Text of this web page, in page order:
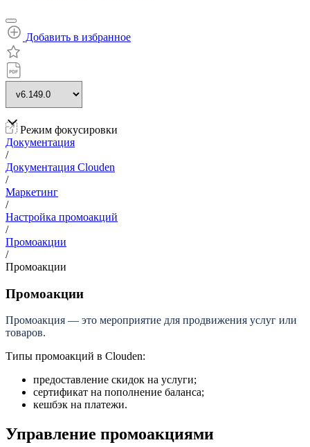
Добавить в избранное
Режим фокусировки
Документация
/
Документация Clouden
/
Маркетинг
/
Настройка промоакций
/
Промоакции
/
Промоакции
Промоакции
Промоакция — это мероприятие для продвижения услуг или
товаров.
Типы промоакций в Clouden:
предоставление скидок на услуги;
сертификат на пополнение баланса;
кешбэк на платежи.
Управление промоакциями